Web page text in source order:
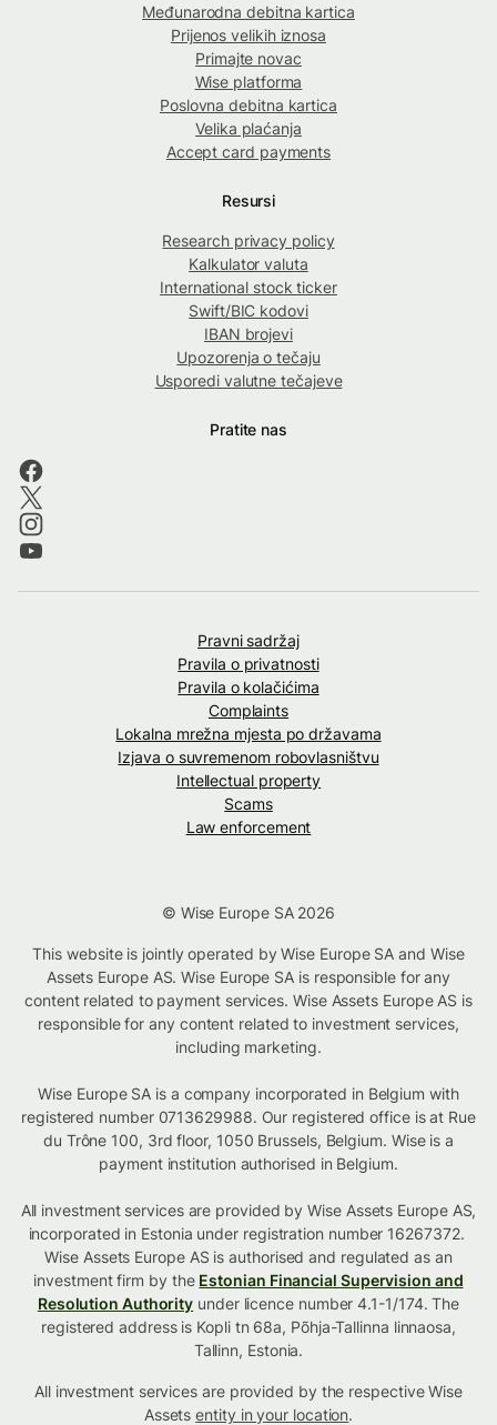
Međunarodna debitna kartica
Prijenos velikih iznosa
Primajte novac
Wise platforma
Poslovna debitna kartica
Velika plaćanja
Accept card payments
Resursi
Research privacy policy
Kalkulator valuta
International stock ticker
Swift/BIC kodovi
IBAN brojevi
Upozorenja o tečaju
Usporedi valutne tečajeve
Pratite nas
Pravni sadržaj
Pravila o privatnosti
Pravila o kolačićima
Complaints
Lokalna mrežna mjesta po državama
Izjava o suvremenom robovlasništvu
Intellectual property
Scams
Law enforcement
© Wise Europe SA 2026
This website is jointly operated by Wise Europe SA and Wise
Assets Europe AS. Wise Europe SA is responsible for any
content related to payment services. Wise Assets Europe AS is
responsible for any content related to investment services,
including marketing.
Wise Europe SA is a company incorporated in Belgium with
registered number 0713629988. Our registered office is at Rue
du Trône 100, 3rd floor, 1050 Brussels, Belgium. Wise is a
payment institution authorised in Belgium.
All investment services are provided by Wise Assets Europe AS,
incorporated in Estonia under registration number 16267372.
Wise Assets Europe AS is authorised and regulated as an
investment firm by the Estonian Financial Supervision and
Resolution Authority under licence number 4.1-1/174. The
registered address is Kopli tn 68a, Põhja-Tallinna linnaosa,
Tallinn, Estonia.
All investment services are provided by the respective Wise
Assetsentity in your location.